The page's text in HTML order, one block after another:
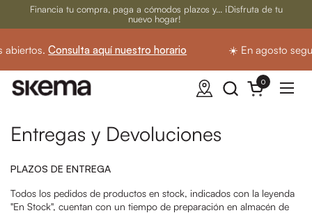
Ir al contenido
Financia tu compra, paga a cómodos plazos y... ¡Disfruta de tu
nuevo hogar!
Consulta aquí nuestro horario ☀️ En agosto
Abrir carrito
0
Abrir
Entregas y Devoluciones
PLAZOS DE ENTREGA
Todos los pedidos de productos en stock, indicados con la leyenda
"En Stock", cuentan con un tiempo de preparación en almacén de